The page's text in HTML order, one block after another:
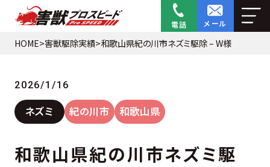
電話 メール
HOME>害獣駆除実績>和歌山県紀の川市ネズミ駆除 – W様
2026/1/16
ネズミ 紀の川市 和歌山県
和歌山県紀の川市ネズミ駆